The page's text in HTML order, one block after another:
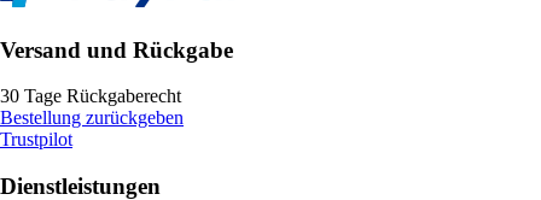
Versand und Rückgabe
30 Tage Rückgaberecht
Bestellung zurückgeben
Trustpilot
Dienstleistungen